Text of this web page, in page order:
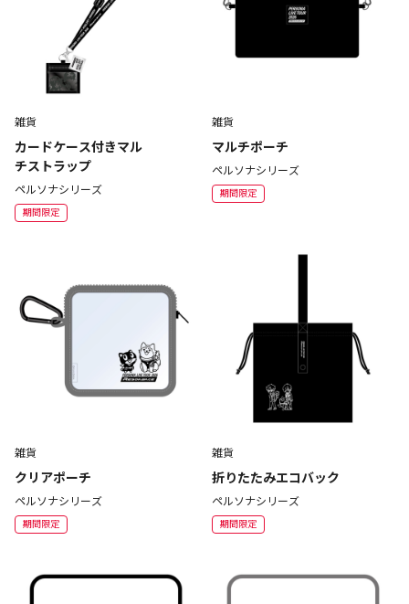
雑貨
カードケース付きマル
チストラップ
ペルソナシリーズ
期間限定
雑貨
マルチポーチ
ペルソナシリーズ
期間限定
雑貨
クリアポーチ
ペルソナシリーズ
期間限定
雑貨
折りたたみエコバック
ペルソナシリーズ
期間限定